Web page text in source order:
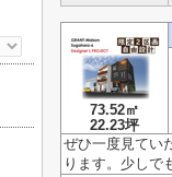
73.52㎡
22.23坪
ぜひ一度見てい
ります。少しで